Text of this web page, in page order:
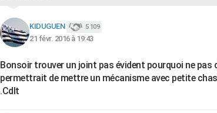
KIDUGUEN 5 109
21 févr. 2016 à 19:43
Bonsoir trouver un joint pas évident pourquoi ne pas
permettrait de mettre un mécanisme avec petite
.Cdlt